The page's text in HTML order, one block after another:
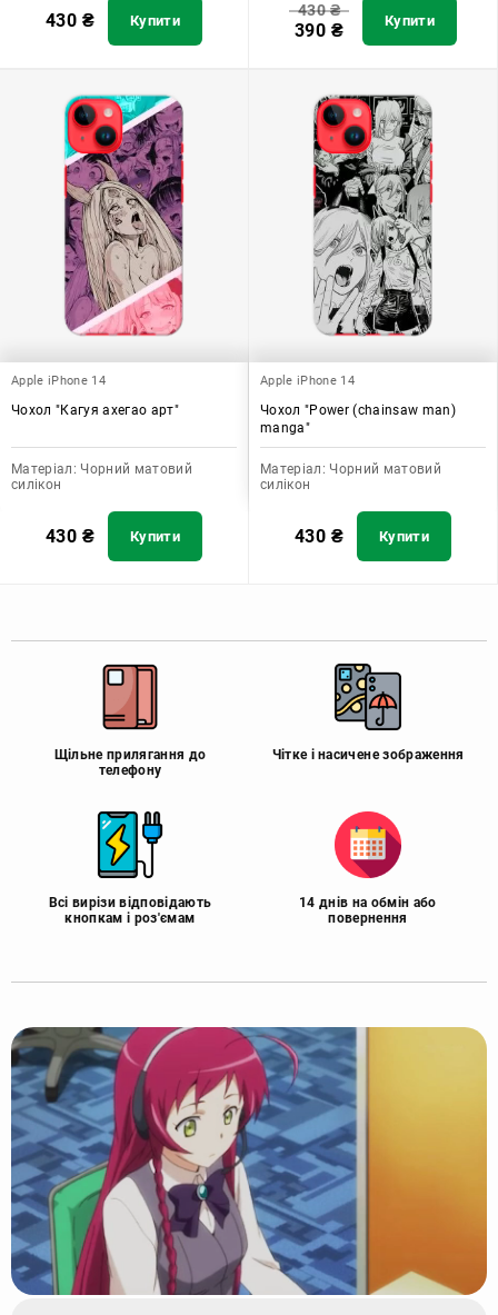
430 ₴ Купити
430₴
390 ₴ Купити
Apple iPhone 14
Чохол "Кагуя ахегао арт"
Матеріал: Чорний матовий
силікон
430 ₴ Купити
Apple iPhone 14
Чохол "Power (chainsaw man)
manga"
Матеріал: Чорний матовий
силікон
430 ₴ Купити
Щільне прилягання до
телефону
Чітке і насичене зображення
Всі вирізи відповідають
кнопкам і роз'ємам
14 днів на обмін або
повернення